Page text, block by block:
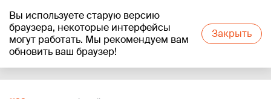
Вы используете старую версию
браузера, некоторые интерфейсы
могут работать. Мы рекомендуем вам
обновить ваш браузер!
Закрыть
+15°C